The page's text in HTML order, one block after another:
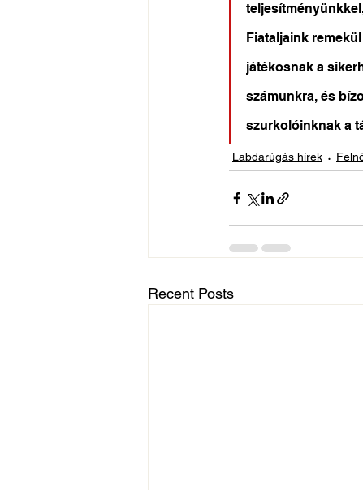
Fiataljaink
játékosnak a
számunkra, és
szurkolóinknak a
Labdarúgás hírek
Recent Posts